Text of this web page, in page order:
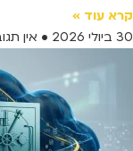
קרא עוד »
30 ביולי 2026
אין